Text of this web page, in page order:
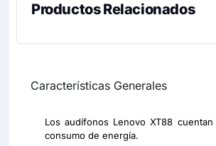
Productos Relacionados
Características Generales
Los audífonos Lenovo XT88
consumo de energía.